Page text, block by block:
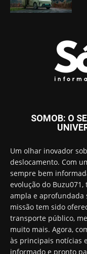
SOMOB: O
Um olhar inovador
deslocamento. Com
sempre bem
evolução do
ampla e aprofundada
missão tem sido
transporte público,
muito mais. Agora,
às principais notícias
informado e pronto